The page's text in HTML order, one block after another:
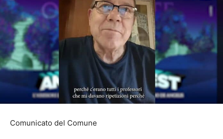
Comunicato del Comune